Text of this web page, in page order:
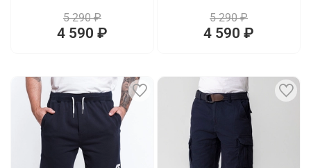
5 290 ₽
4 590 ₽
5 290 ₽
4 590 ₽